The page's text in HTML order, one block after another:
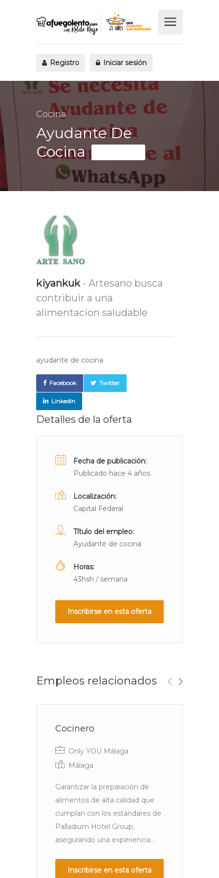
Registro Iniciar sesión
Cocina
Ayudante De
Cocina
kiyankuk - Artesano busca
contribuir a una
alimentacion saludable
ayudante de cocina
Facebook Twitter
LinkedIn
Detalles de la oferta
Fecha de publicación:
Publicado hace 4 años
Localización:
Capital Federal
Título del empleo:
Ayudante de cocina
Horas:
43hsh / semana
Inscribirse en esta oferta
Empleos relacionados
Cocinero
Only YOU Málaga
Málaga
Garantizar la preparación de
alimentos de alta calidad que
cumplan con los estándares de
Palladium Hotel Group,
asegurando una experiencia...
Inscribirse en esta oferta